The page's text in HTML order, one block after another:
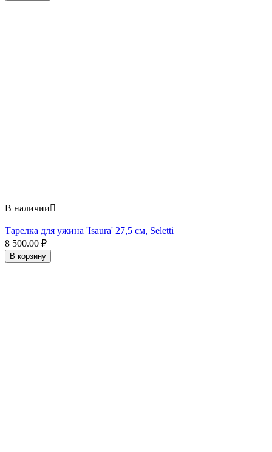
В наличии
Тарелка для ужина 'Isaura' 27,5 см, Seletti
8 500.00 ₽
В корзину